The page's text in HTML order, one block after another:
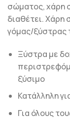
σώματος, χάρη
διαθέτει. Χάρη
γόμας/ξύστρας
Ξύστρα με
ξύσιμο
Κατάλληλη
Για όλους